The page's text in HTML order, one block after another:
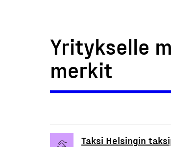
Yritykselle
merkit
Taksi Helsingin